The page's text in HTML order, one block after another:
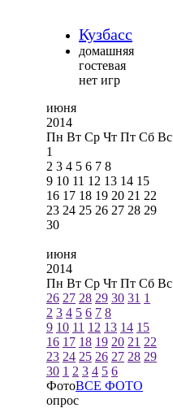
Кузбасс
домашняя
гостевая
нет игр
июня
2014
Пн Вт Ср Чт Пт Сб Вс
1
2 3 4 5 6 7 8
9 10 11 12 13 14 15
16 17 18 19 20 21 22
23 24 25 26 27 28 29
30
июня
2014
Пн Вт Ср Чт Пт Сб Вс
26 27 28 29 30 31 1
2 3 4 5 6 7 8
9 10 11 12 13 14 15
16 17 18 19 20 21 22
23 24 25 26 27 28 29
30 1 2 3 4 5 6
ФотоВСЕ ФОТО
опрос